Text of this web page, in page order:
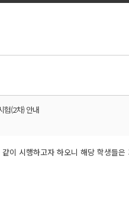
험(2차) 안내
이 시행하고자 하오니 해당 학생들